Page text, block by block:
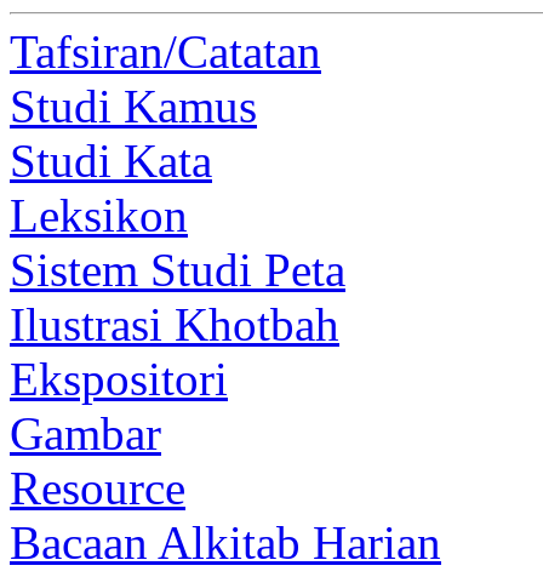
Tafsiran/Catatan
Studi Kamus
Studi Kata
Leksikon
Sistem Studi Peta
Ilustrasi Khotbah
Ekspositori
Gambar
Resource
Bacaan Alkitab Harian